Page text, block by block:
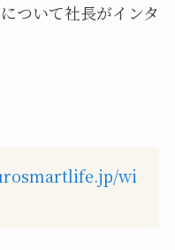
ついて社長がインタ
wi